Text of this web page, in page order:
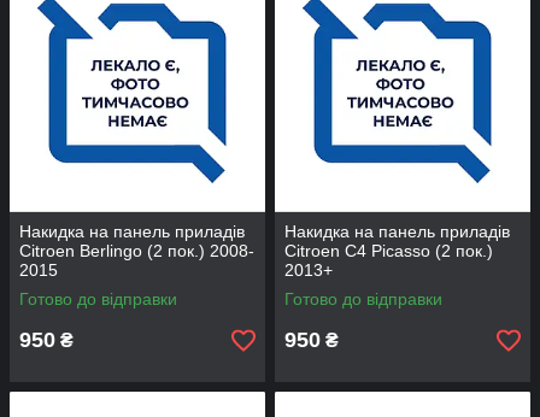
Накидка на панель приладів
Citroen Berlingo (2 пок.) 2008-
2015
Готово до відправки
950 ₴
Накидка на панель приладів
Citroen С4 Picasso (2 пок.)
2013+
Готово до відправки
950 ₴